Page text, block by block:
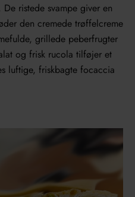
ristede svampe giver en
den cremede trøffelcreme
grillede peberfrugter
og frisk rucola tilføjer et
luftige, friskbagte focaccia